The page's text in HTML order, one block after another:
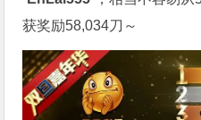
获奖励58,034刀～